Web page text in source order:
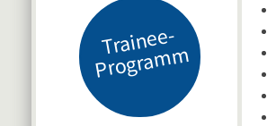
Tr
ai
n
e
e-
Pr
o
gr
a
m
m